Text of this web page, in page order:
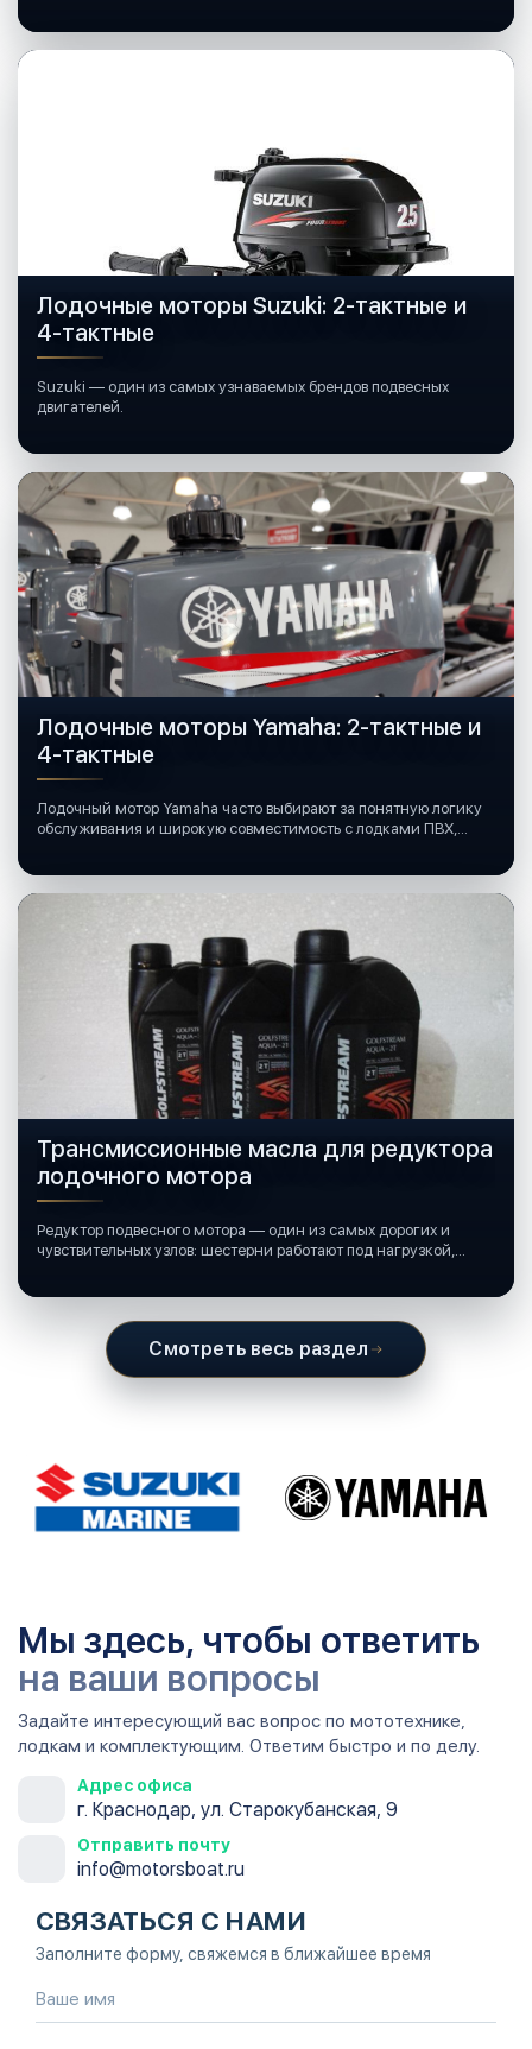
Лодочные моторы Suzuki: 2-тактные и
4-тактные
Suzuki — один из самых узнаваемых брендов подвесных
двигателей.
Лодочные моторы Yamaha: 2-тактные и
4-тактные
Лодочный мотор Yamaha часто выбирают за понятную логику
обслуживания и широкую совместимость с лодками ПВХ,
Трансмиссионные масла для редуктора
лодочного мотора
Редуктор подвесного мотора — один из самых дорогих и
чувствительных узлов: шестерни работают под нагрузкой,
Смотреть весь раздел
Мы здесь, чтобы ответить
на ваши вопросы
Задайте интересующий вас вопрос по мототехнике,
лодкам и комплектующим. Ответим быстро и по делу.
Адрес офиса
г. Краснодар, ул. Старокубанская, 9
Отправить почту
info@motorsboat.ru
СВЯЗАТЬСЯ С НАМИ
Заполните форму, свяжемся в ближайшее время